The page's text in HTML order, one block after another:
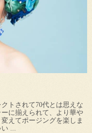
トされて70代とは思えな
に揃えられて、より華や
えてポージングを楽しま
...